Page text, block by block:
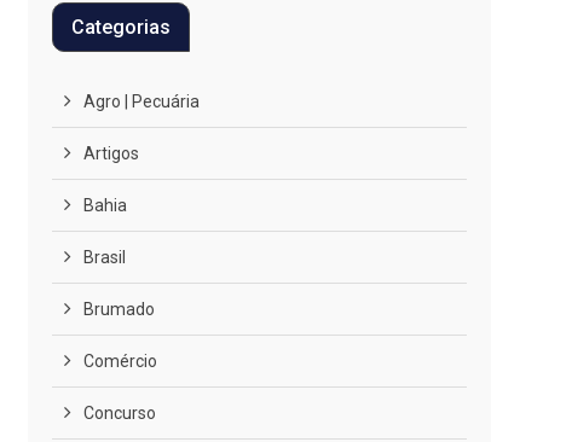
Categorias
Agro | Pecuária
Artigos
Bahia
Brasil
Brumado
Comércio
Concurso